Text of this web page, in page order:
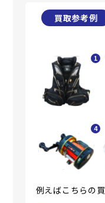
買取参考例
1
4
例えばこちらの